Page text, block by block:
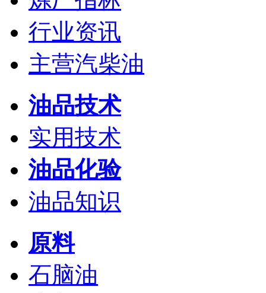
行业资讯
主营汽柴油
油品技术
实用技术
油品化验
油品知识
原料
石脑油